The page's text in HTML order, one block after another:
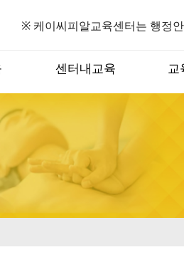
케이씨피알교육센터는 행정
센터내교육 교